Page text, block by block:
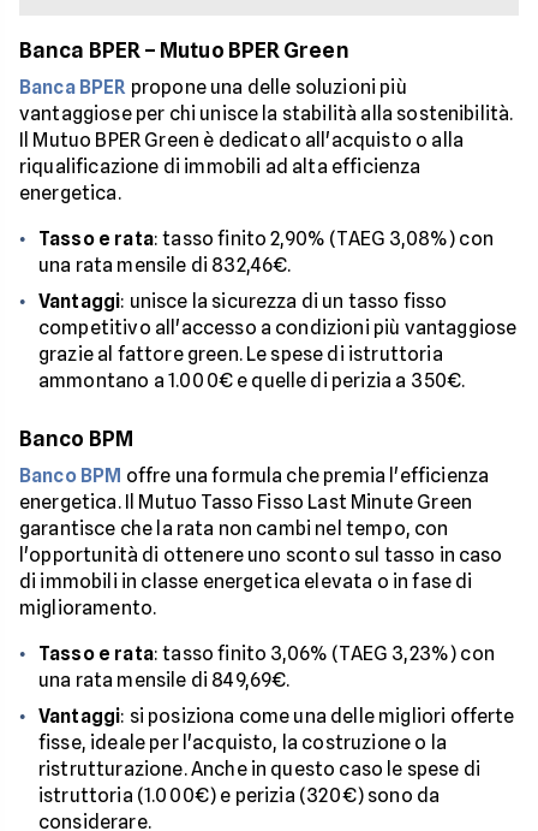
Banca BPER – Mutuo BPER Green
Banca BPER propone una delle soluzioni più
vantaggiose per chi unisce la stabilità alla sostenibilità.
Il Mutuo BPER Green è dedicato all'acquisto o alla
riqualificazione di immobili ad alta efficienza
energetica.
Tasso e rata: tasso finito 2,90% (TAEG 3,08%) con
una rata mensile di 832,46€.
Vantaggi: unisce la sicurezza di un tasso fisso
competitivo all'accesso a condizioni più vantaggiose
grazie al fattore green. Le spese di istruttoria
ammontano a 1.000€ e quelle di perizia a 350€.
Banco BPM
Banco BPM offre una formula che premia l'efficienza
energetica. Il Mutuo Tasso Fisso Last Minute Green
garantisce che la rata non cambi nel tempo, con
l'opportunità di ottenere uno sconto sul tasso in caso
di immobili in classe energetica elevata o in fase di
miglioramento.
Tasso e rata: tasso finito 3,06% (TAEG 3,23%) con
una rata mensile di 849,69€.
Vantaggi: si posiziona come una delle migliori offerte
fisse, ideale per l'acquisto, la costruzione o la
ristrutturazione. Anche in questo caso le spese di
istruttoria (1.000€) e perizia (320€) sono da
considerare.